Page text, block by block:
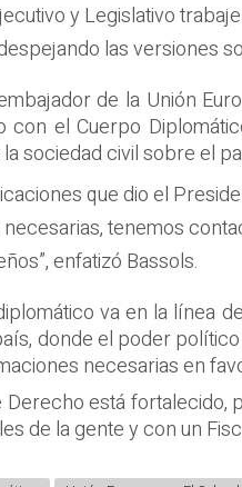
y Legislativo
las versiones
de la Unión
con el Cuerpo
sociedad civil sobre el
que dio el
tenemos
enfatizó Bassols.
va en la línea
donde el poder
necesarias en
Derecho está
de la gente y con un